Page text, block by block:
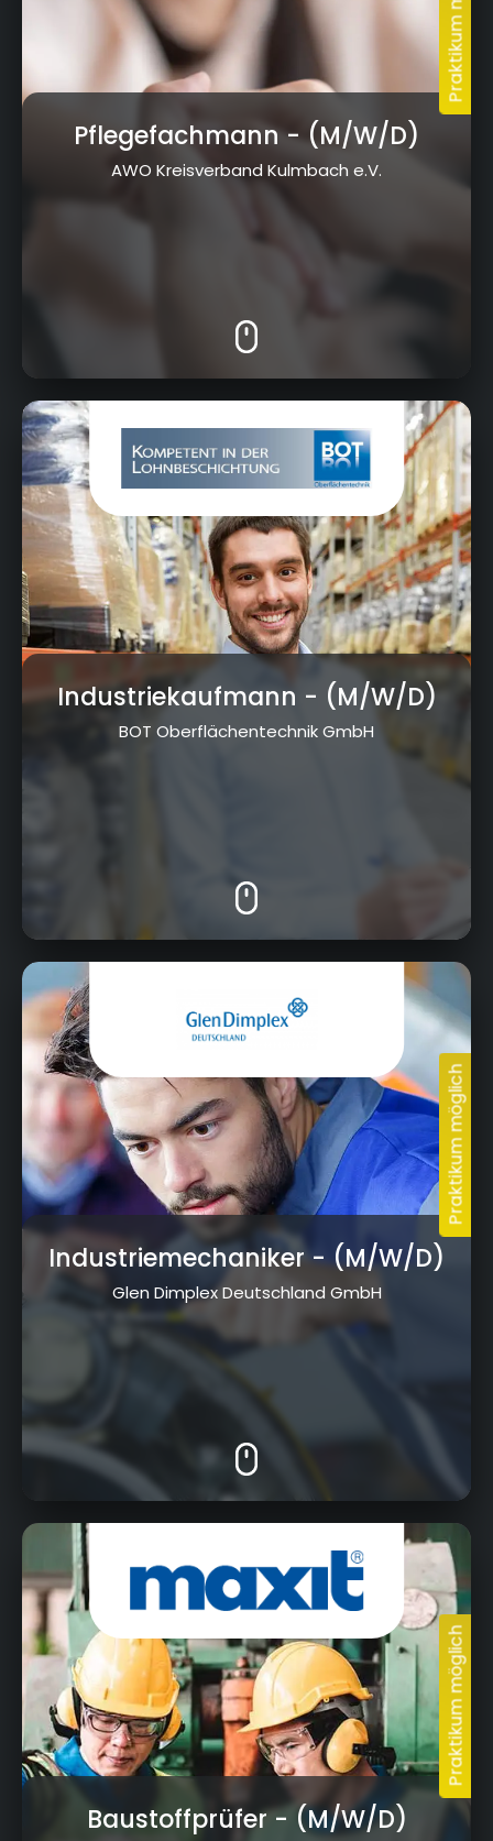
Pflegefachmann- (M/W/D)
AWO Kreisverband Kulmbach e.V.
Robert-Galler-Str.1, 95326 Kulmbach
Industriekaufmann - (M/W/D)
BOT Oberflächentechnik GmbH
Am Goldenen Feld 18, 95326 Kulmbach
Industriemechaniker- (M/W/D)
Glen Dimplex Deutschland GmbH
Azendorf 63, 95359, Kasendorf
Baustoffprüfer- (M/W/D)